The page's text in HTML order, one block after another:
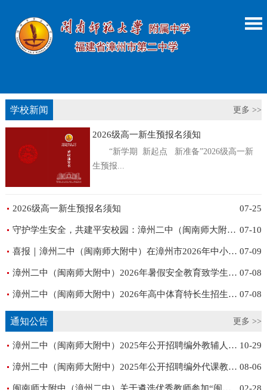
学校新闻 更多 >>
2026级高一新生预报名须知
“新学期 新起点 新准备”2026级高一新
生预报...
07-25
2026级高一新生预报名须知
07-10
守护学生安全，共建平安校园：漳州二中（闽南师大附中）扎实推进 2026年“平安三率”建设系列活动
07-09
喜报｜漳州二中（闽南师大附中）在漳州市2026年中小学生运动会阳光体育游泳联赛再创佳绩！
07-08
漳州二中（闽南师大附中）2026年暑假安全教育致学生家长的一封信
07-08
漳州二中（闽南师大附中）2026年高中体育特长生招生专业测试成绩公告
通知公告 更多 >>
10-29
漳州二中（闽南师大附中）2025年公开招聘编外教辅人员公告
08-06
漳州二中（闽南师大附中）2025年公开招聘编外代课教师、银发教师公告